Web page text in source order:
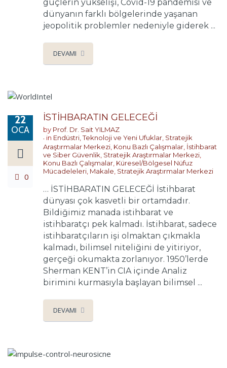
güçlerin yükselişi, Covid-19 pandemisi ve
dünyanın farklı bölgelerinde yaşanan
jeopolitik problemler nedeniyle giderek ...
DEVAMI
22
OCA
0
İSTİHBARATIN GELECEĞİ
by Prof. Dr. Sait YILMAZ
in Endüstri, Teknoloji ve Yeni Ufuklar, Stratejik
Araştırmalar Merkezi, Konu Bazlı Çalışmalar, İstihbarat
ve Siber Güvenlik, Stratejik Araştırmalar Merkezi,
Konu Bazlı Çalışmalar, Küresel/Bölgesel Nüfuz
Mücadeleleri, Makale, Stratejik Araştırmalar Merkezi
… İSTİHBARATIN GELECEĞİ İstihbarat
dünyası çok kasvetli bir ortamdadır.
Bildiğimiz manada istihbarat ve
istihbaratçı pek kalmadı. İstihbarat, sadece
istihbaratçıların işi olmaktan çıkmakla
kalmadı, bilimsel niteliğini de yitiriyor,
gerçeği okumakta zorlanıyor. 1950’lerde
Sherman KENT’in CIA içinde Analiz
birimini kurmasıyla başlayan bilimsel ...
DEVAMI